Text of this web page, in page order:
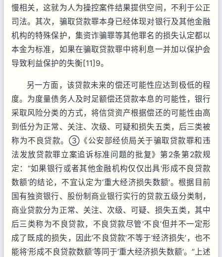
慢相关，这就为人为操控案件结果提供空间，不利于公正
司法。其次，骗取贷款罪本身已经体现对银行及其他金融
机构的特殊保护，集资诈骗罪等其他罪名的损失认定都以
本金为标准，如果在骗取贷款罪中将利息一并加以保护会
导致利益保护的失衡[11]9。
另一方面，该贷款未来的偿还可能性应达到极低的程
度。为度量债务人及时足额偿还贷款本息的可能性，银行
采取风险分类的方式，将信贷资产根据偿还的可能性由高
到低分为正常、关注、次级、可疑和损失五类，后三类被
称为不良贷款。③《公安部经侦局关于骗取贷款罪和违
法发放贷款罪立案追诉标准问题的批复》第2条第2款规
定：“如果银行或者其他金融机构仅仅出具‘形成不良贷款
数额’的结论，不宜认定为‘重大经济损失数额’。根据目前
国有独资银行、股份制商业银行实行的贷款五级分类制，
商业贷款分为正常、关注、次级、可疑、损失五类，其中
后三类称为不良贷款，不良贷款尽管‘不良’但并不一定形
成了既成的损失，因此‘不良贷款’不等于‘经济损失’，也不
能将‘形成不良贷款数额’等同于‘重大经济损失数额’。”上述